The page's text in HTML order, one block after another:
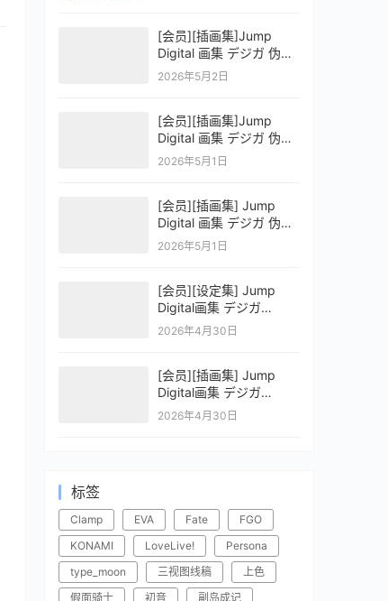
[会员][插画集]Jump
Digital 画集 デジガ 伪恋
ニセコイ 3
2026年5月2日
[会员][插画集]Jump
Digital 画集 デジガ 伪恋
ニセコイ 2
2026年5月1日
[会员][插画集] Jump
Digital 画集 デジガ 伪恋
ニセコイ 1
2026年5月1日
[会员][设定集] Jump
Digital画集 デジガ
CLAYMORE 2
2026年4月30日
[会员][插画集] Jump
Digital画集 デジガ
CLAYMORE 1
2026年4月30日
标签
Clamp EVA Fate
FGO
KONAMI
LoveLive!
Persona
type_moon
三视图线稿
上色
假面骑士
初音
副岛成记